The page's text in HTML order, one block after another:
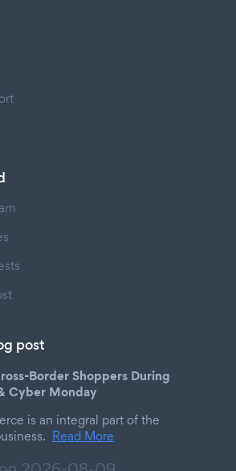
post
Border Shoppers During
Cyber Monday
is an integral part of the
Read More